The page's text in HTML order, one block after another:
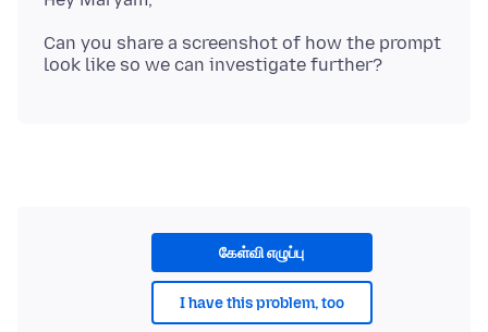
Can you share a screenshot of how the prompt
கேள்வி எழுப்பு
I have this problem, too